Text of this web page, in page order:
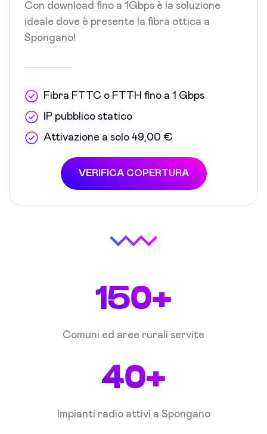
Con download fino a 1Gbps è la soluzione
ideale dove è presente la fibra ottica a
Spongano!
Fibra FTTC o FTTH fino a 1 Gbps
IP pubblico statico
Attivazione a solo 49,00 €
VERIFICA COPERTURA
150+
Comuni ed aree rurali servite
40+
Impianti radio attivi a Spongano